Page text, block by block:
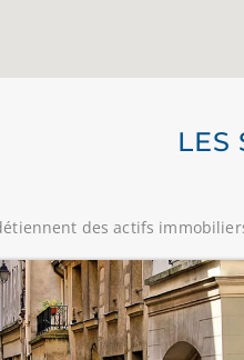
LES
des actifs